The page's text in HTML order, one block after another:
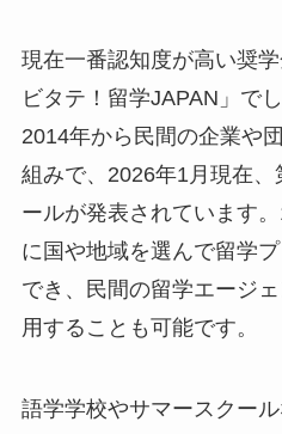
現在一番認知度が高い奨
ビタテ！留学JAPAN」で
2014年から民間の企業や
組みで、2026年1月現在
ールが発表されています
に国や地域を選んで留学
でき、民間の留学エージ
用することも可能です。
語学学校やサマースクー